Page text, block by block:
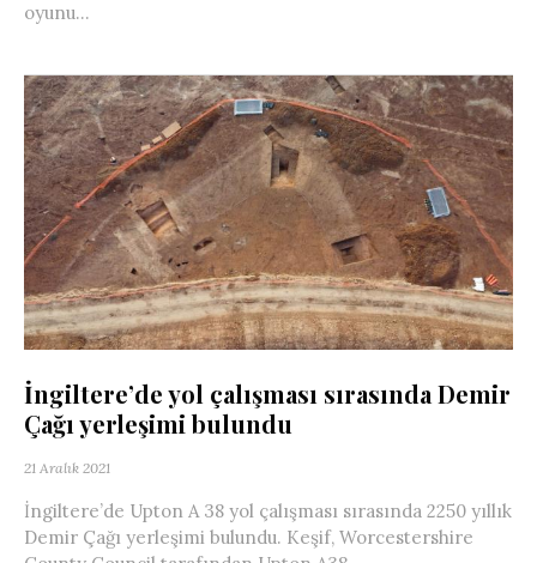
oyunu...
İngiltere’de yol çalışması sırasında Demir
Çağı yerleşimi bulundu
21 Aralık 2021
İngiltere’de Upton A 38 yol çalışması sırasında 2250 yıllık
Demir Çağı yerleşimi bulundu. Keşif, Worcestershire